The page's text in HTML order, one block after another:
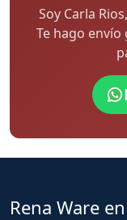
Soy Carla
Te hago
Rena Ware